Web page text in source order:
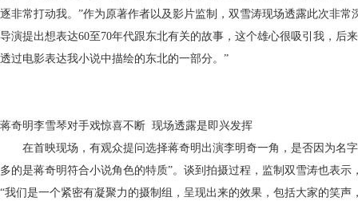
逐非常打动我。”作为原著作者以及影片监制，双雪涛现场透露此次非
导演提出想表达60至70年代跟东北有关的故事，这个雄心很吸引我，后
透过电影表达我小说中描绘的东北的一部分。”
蒋奇明李雪琴对手戏惊喜不断 现场透露是即兴发挥
在首映现场，有观众提问选择蒋奇明出演李明奇一角，是否因为名
多的是蒋奇明符合小说角色的特质”。谈到拍摄过程，监制双雪涛也表
“我们是一个紧密有凝聚力的摄制组，呈现出来的效果，包括大家的笑声